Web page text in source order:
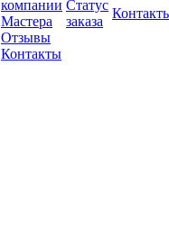
компании
Мастера
Отзывы
Контакты
Статус
заказа